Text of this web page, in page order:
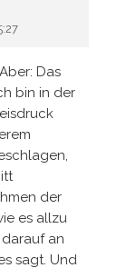
Das
bin in der
der
es allzu
an
sagt. Und